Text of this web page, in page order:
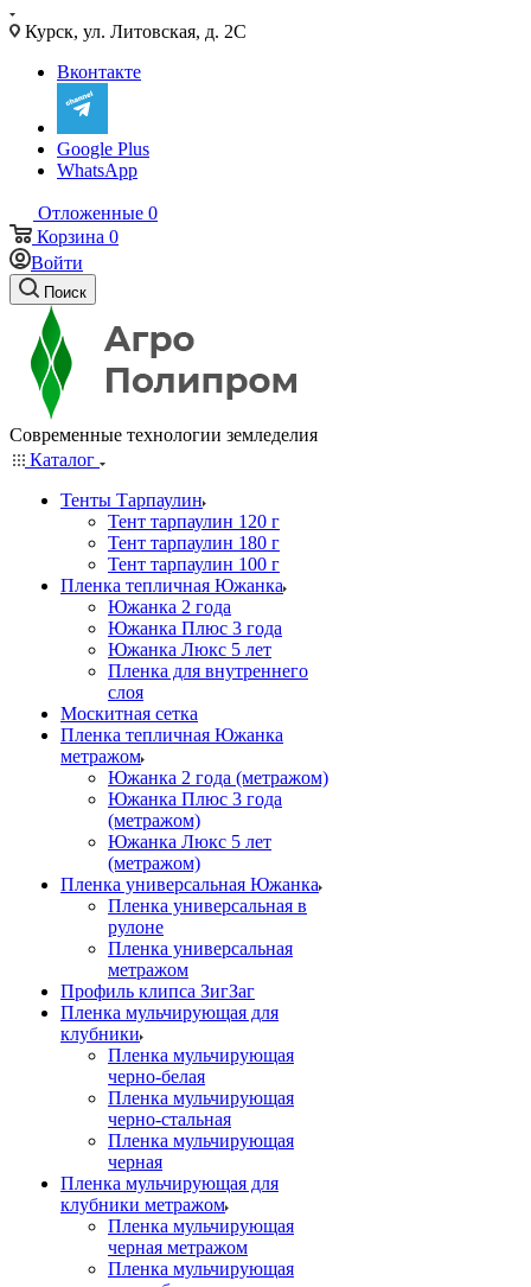
Курск, ул. Литовская, д. 2С
Вконтакте
Google Plus
WhatsApp
Отложенные 0
Корзина 0
Войти
Поиск
Современные технологии земледелия
Каталог
Тенты Тарпаулин
Тент тарпаулин 120 г
Тент тарпаулин 180 г
Тент тарпаулин 100 г
Пленка тепличная Южанка
Южанка 2 года
Южанка Плюс 3 года
Южанка Люкс 5 лет
Пленка для внутреннего
слоя
Москитная сетка
Пленка тепличная Южанка
метражом
Южанка 2 года (метражом)
Южанка Плюс 3 года
(метражом)
Южанка Люкс 5 лет
(метражом)
Пленка универсальная Южанка
Пленка универсальная в
рулоне
Пленка универсальная
метражом
Профиль клипса ЗигЗаг
Пленка мульчирующая для
клубники
Пленка мульчирующая
черно-белая
Пленка мульчирующая
черно-стальная
Пленка мульчирующая
черная
Пленка мульчирующая для
клубники метражом
Пленка мульчирующая
черная метражом
Пленка мульчирующая